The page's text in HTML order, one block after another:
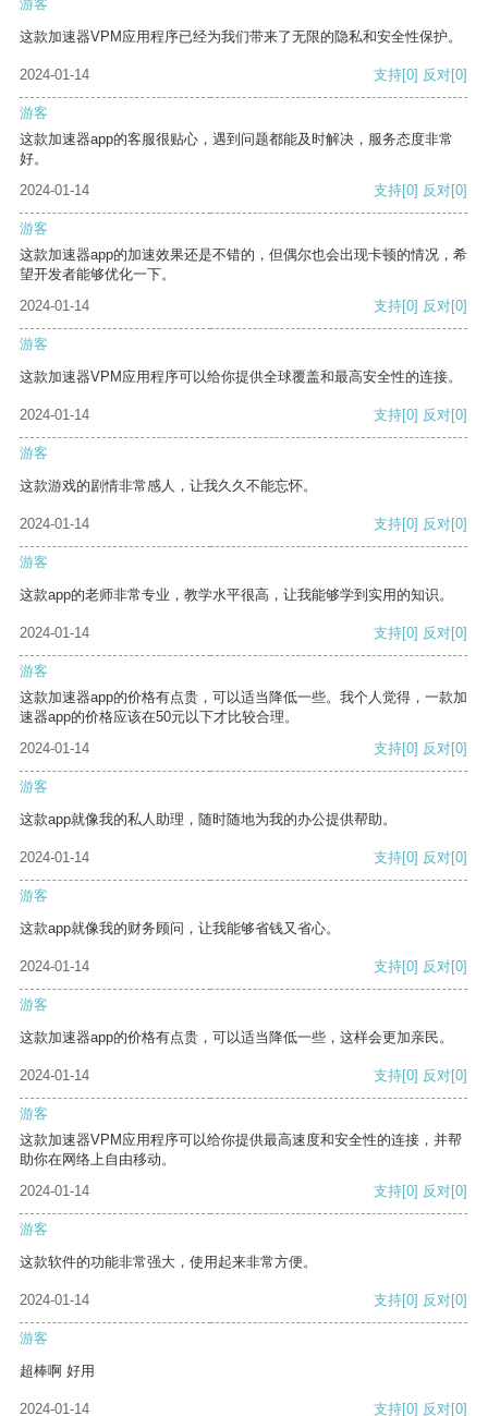
游客
这款加速器VPM应用程序已经为我们带来了无限的隐私和安全性保护。
2024-01-14 支持[0] 反对[0]
游客
这款加速器app的客服很贴心，遇到问题都能及时解决，服务态度非常
好。
2024-01-14
支持[0] 反对[0]
游客
这款加速器app的加速效果还是不错的，但偶尔也会出现卡顿的情况，希
望开发者能够优化一下。
2024-01-14
支持[0] 反对[0]
游客
这款加速器VPM应用程序可以给你提供全球覆盖和最高安全性的连接。
2024-01-14 支持[0] 反对[0]
游客
这款游戏的剧情非常感人，让我久久不能忘怀。
2024-01-14 支持[0] 反对[0]
游客
这款app的老师非常专业，教学水平很高，让我能够学到实用的知识。
2024-01-14 支持[0] 反对[0]
游客
这款加速器app的价格有点贵，可以适当降低一些。我个人觉得，一款加
速器app的价格应该在50元以下才比较合理。
2024-01-14
支持[0] 反对[0]
游客
这款app就像我的私人助理，随时随地为我的办公提供帮助。
2024-01-14 支持[0] 反对[0]
游客
这款app就像我的财务顾问，让我能够省钱又省心。
2024-01-14 支持[0] 反对[0]
游客
这款加速器app的价格有点贵，可以适当降低一些，这样会更加亲民。
2024-01-14 支持[0] 反对[0]
游客
这款加速器VPM应用程序可以给你提供最高速度和安全性的连接，并帮
助你在网络上自由移动。
2024-01-14
支持[0] 反对[0]
游客
这款软件的功能非常强大，使用起来非常方便。
2024-01-14 支持[0] 反对[0]
游客
超棒啊 好用
2024-01-14 支持[0] 反对[0]